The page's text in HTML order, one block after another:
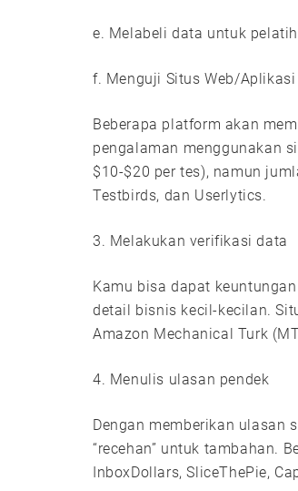
e. Melabeli data untuk
f. Menguji Situs Web/Aplikasi
Beberapa platform akan
pengalaman menggunakan
$10-$20 per tes), namun
Testbirds, dan Userlytics.
3. Melakukan verifikasi data
Kamu bisa dapat
detail bisnis kecil-kecilan.
Amazon Mechanical Turk
4. Menulis ulasan pendek
Dengan memberikan ulasan
“recehan” untuk tambahan.
InboxDollars, SliceThePie,